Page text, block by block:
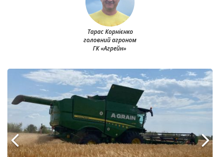
Тарас Корнієнко
головний агроном
ГК «Агрейн»